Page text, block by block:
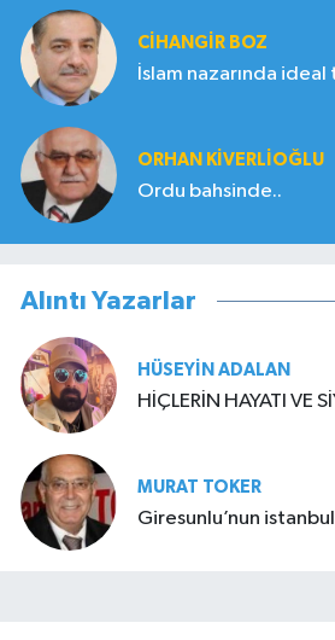
CIHANGIR BOZ
İslam nazarında
ORHAN KIVERLIOĞLU
Ordu bahsinde..
Alıntı Yazarlar
HÜSEYIN ADALAN
HİÇLERİN HAYATI VE
MURAT TOKER
Giresunlu’nun